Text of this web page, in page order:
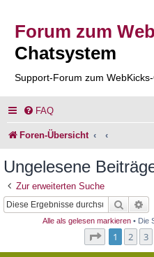
Forum zum
Chatsystem
Support-Forum zum
FAQ
Foren-Übersicht
Ungelesene
Zur erweiterten Suche
Suche
Alle als gelesen markieren • Die
Seite von
1 2 3